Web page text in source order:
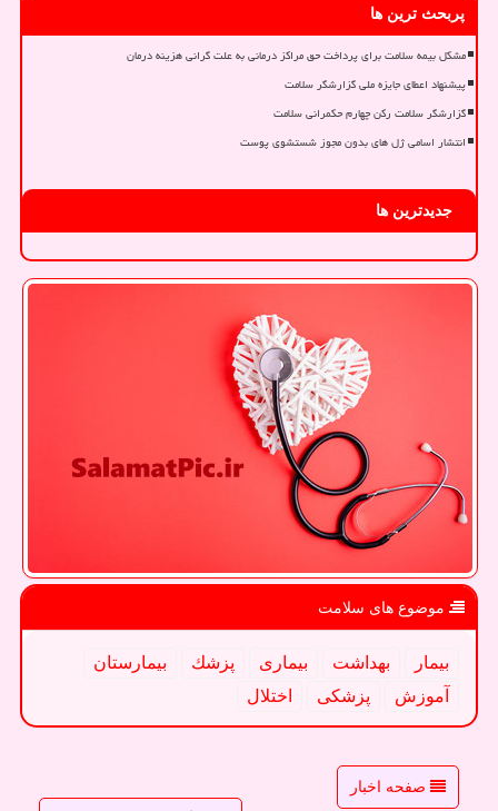
پربحث ترین ها
مشکل بیمه سلامت برای پرداخت حق مراکز درمانی به علت گرانی هزینه درمان
پیشنهاد اعطای جایزه ملی گزارشگر سلامت
گزارشگر سلامت رکن چهارم حکمرانی سلامت
انتشار اسامی ژل های بدون مجوز شستشوی پوست
جدیدترین ها
موضوع های سلامت
بیمار بهداشت بیماری پزشك
بیمارستان
آموزش
پزشكی اختلال
صفحه اخبار